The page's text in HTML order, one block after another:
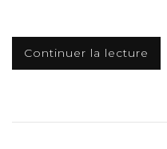
Continuer la lecture